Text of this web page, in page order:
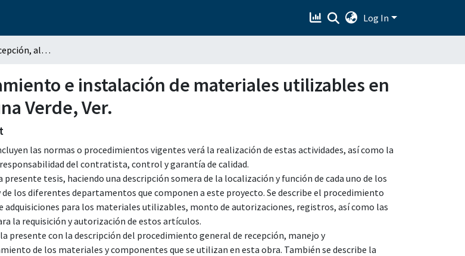
Log In
Adquisición, recepción, almacenamiento e instalación de materiales utilizables en el proyecto nucleoeléctrico. Laguna Verde, Ver.
e instalación de materiales utilizables en
Verde, Ver.
las normas o procedimientos vigentes verá la realización de estas actividades, así como la
del contratista, control y garantía de calidad.
presente tesis, haciendo una descripción somera de la localización y función de cada uno de los
de los diferentes departamentos que componen a este proyecto. Se describe el procedimiento
adquisiciones para los materiales utilizables, monto de autorizaciones, registros, así como las
la requisición y autorización de estos artículos.
presente con la descripción del procedimiento general de recepción, manejo y
de los materiales y componentes que se utilizan en esta obra. También se describe la